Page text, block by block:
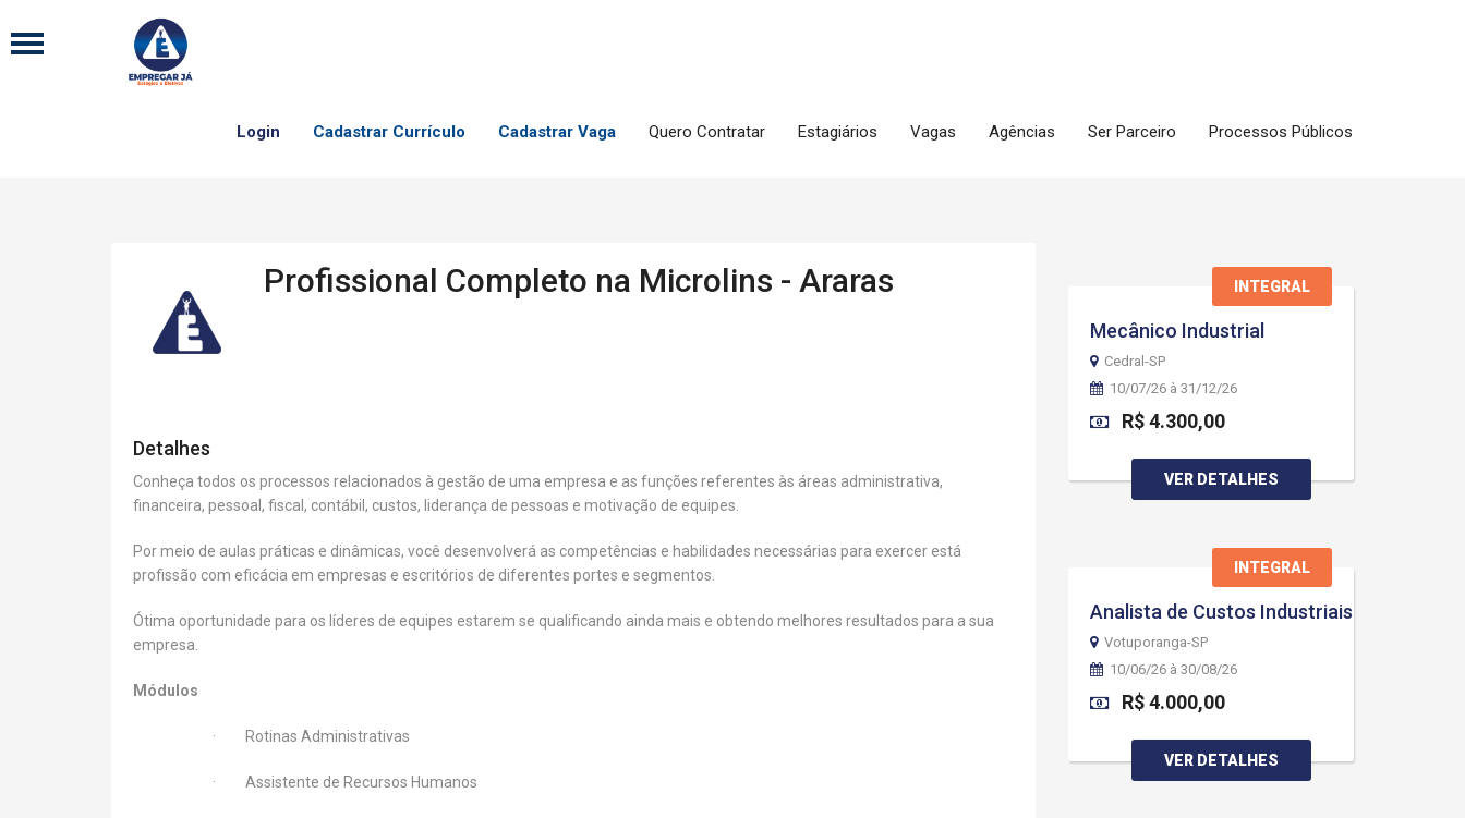
Login Cadastrar Currículo Cadastrar Vaga Quero Contratar Estagiários Vagas Agências Ser Parceiro Processos Públicos
Profissional Completo na Microlins - Araras
Detalhes
Conheça todos os processos relacionados à gestão de uma empresa e as funções referentes às áreas administrativa,
financeira, pessoal, fiscal, contábil, custos, liderança de pessoas e motivação de equipes.
Por meio de aulas práticas e dinâmicas, você desenvolverá as competências e habilidades necessárias para exercer está
profissão com eficácia em empresas e escritórios de diferentes portes e segmentos.
Ótima oportunidade para os líderes de equipes estarem se qualificando ainda mais e obtendo melhores resultados para a sua
empresa.
Módulos
· Rotinas Administrativas
· Assistente de Recursos Humanos
INTEGRAL
Mecânico Industrial
Cedral-SP
10/07/26 à 31/12/26
R$ 4.300,00
VER DETALHES
INTEGRAL
Analista de Custos Industriais
Votuporanga-SP
10/06/26 à 30/08/26
R$ 4.000,00
VER DETALHES